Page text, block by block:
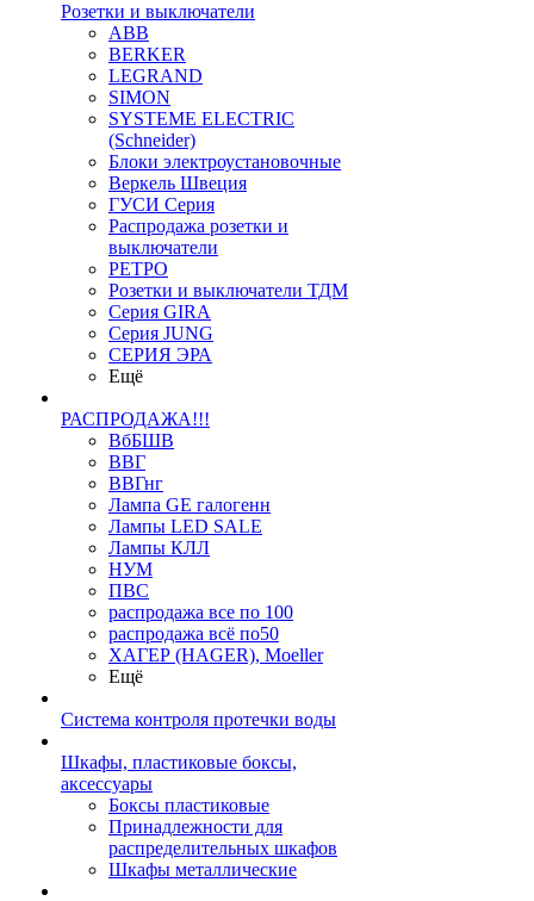
Розетки и выключатели
ABB
BERKER
LEGRAND
SIMON
SYSTEME ELECTRIC
(Schneider)
Блоки электроустановочные
Веркель Швеция
ГУСИ Серия
Распродажа розетки и
выключатели
РЕТРО
Розетки и выключатели ТДМ
Серия GIRA
Серия JUNG
СЕРИЯ ЭРА
Ещё
РАСПРОДАЖА!!!
ВбБШВ
ВВГ
ВВГнг
Лампа GE галогенн
Лампы LED SALE
Лампы КЛЛ
НУМ
ПВС
распродажа все по 100
распродажа всё по50
ХАГЕР (HAGER), Moeller
Ещё
Система контроля протечки воды
Шкафы, пластиковые боксы,
аксессуары
Боксы пластиковые
Принадлежности для
распределительных шкафов
Шкафы металлические